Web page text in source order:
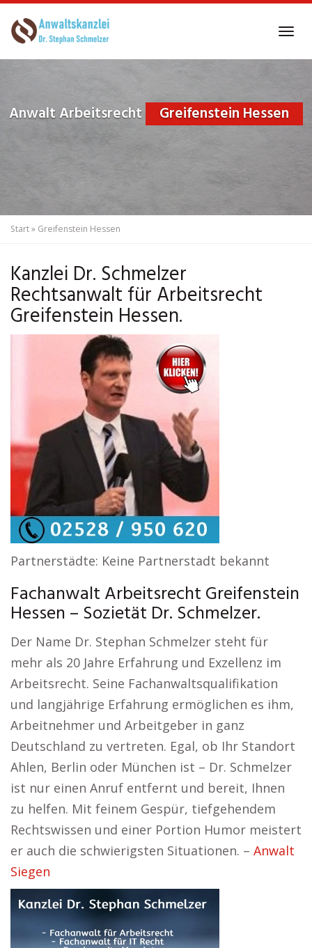
to
Anwalt Arbeitsrecht Greifenstein Hessen
Start» Greifenstein Hessen
Kanzlei Dr. Schmelzer
Rechtsanwalt für Arbeitsrecht
Greifenstein Hessen.
Partnerstädte: Keine Partnerstadt bekannt
Fachanwalt Arbeitsrecht Greifenstein
Hessen – Sozietät Dr. Schmelzer.
Der Name Dr. Stephan Schmelzer steht für
mehr als 20 Jahre Erfahrung und Exzellenz im
Arbeitsrecht. Seine Fachanwaltsqualifikation
und langjährige Erfahrung ermöglichen es ihm,
Arbeitnehmer und Arbeitgeber in ganz
Deutschland zu vertreten. Egal, ob Ihr Standort
Ahlen, Berlin oder München ist – Dr. Schmelzer
ist nur einen Anruf entfernt und bereit, Ihnen
zu helfen. Mit feinem Gespür, tiefgehendem
Rechtswissen und einer Portion Humor meistert
er auch die schwierigsten Situationen. – Anwalt
Siegen